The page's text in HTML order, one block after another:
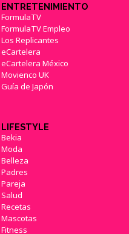
ENTRETENIMIENTO
FormulaTV
FormulaTV Empleo
Los Replicantes
eCartelera
eCartelera México
Movienco UK
Guía de Japón
LIFESTYLE
Bekia
Moda
Belleza
Padres
Pareja
Salud
Recetas
Mascotas
Fitness